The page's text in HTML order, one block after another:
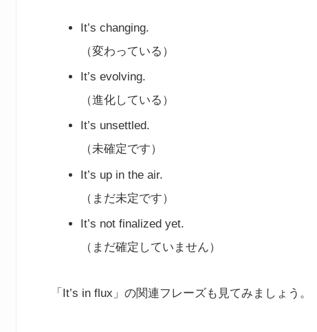
It’s changing.
（変わっている）
It’s evolving.
（進化している）
It’s unsettled.
（未確定です）
It’s up in the air.
（まだ未定です）
It’s not finalized yet.
（まだ確定していません）
「It’s in flux」の関連フレーズも見てみましょう。